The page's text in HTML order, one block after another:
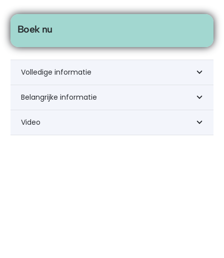
Boek nu
Volledige informatie
Belangrijke informatie
Video